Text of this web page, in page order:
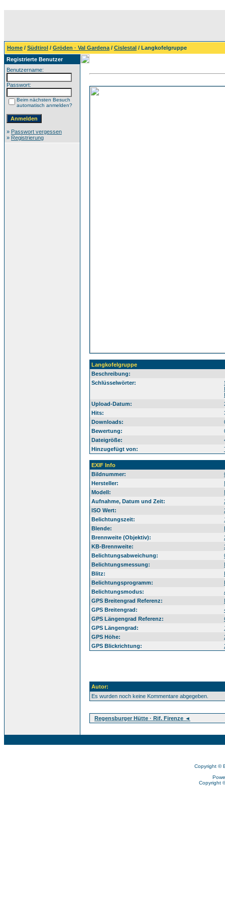
Home / Südtirol / Gröden · Val Gardena / Cislestal / Langkofelgruppe
Registrierte Benutzer
Benutzername:
Passwort:
Beim nächsten Besuch
automatisch anmelden?
» Passwort vergessen
» Registrierung
Langkofelgruppe
Beschreibung:
Schlüsselwörter:
Upload-Datum:
Hits:
Downloads:
Bewertung:
Dateigröße:
Hinzugefügt von:
EXIF Info
Bildnummer:
Hersteller:
Modell:
Aufnahme, Datum und Zeit:
ISO Wert:
Belichtungszeit:
Blende:
Brennweite (Objektiv):
KB-Brennweite:
Belichtungsabweichung:
Belichtungsmessung:
Blitz:
Belichtungsprogramm:
Belichtungsmodus:
GPS Breitengrad Referenz:
GPS Breitengrad:
GPS Längengrad Referenz:
GPS Längengrad:
GPS Höhe:
GPS Blickrichtung:
Autor:
Es wurden noch keine Kommentare abgegeben.
Regensburger Hütte · Rif. Firenze ◄
Copyright ©
Copyright